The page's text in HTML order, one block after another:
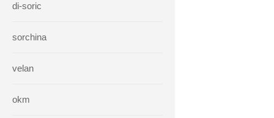
di-soric
sorchina
velan
okm